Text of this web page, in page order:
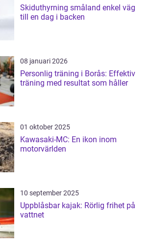
Skiduthyrning småland enkel väg
till en dag i backen
08 januari 2026
Personlig träning i Borås: Effektiv
träning med resultat som håller
01 oktober 2025
Kawasaki-MC: En ikon inom
motorvärlden
10 september 2025
Uppblåsbar kajak: Rörlig frihet på
vattnet